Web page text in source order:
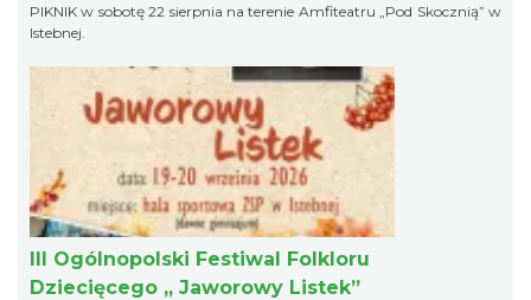
PIKNIK w sobotę 22 sierpnia na terenie Amfiteatru „Pod Skocznią” w
Istebnej.
III Ogólnopolski Festiwal Folkloru
Dziecięcego „ Jaworowy Listek”